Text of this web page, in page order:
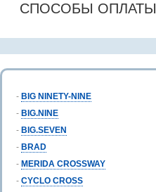
СПОСОБЫ ОПЛАТЫ
- BIG NINETY-NINE
- BIG.NINE
- BIG.SEVEN
- BRAD
- MERIDA CROSSWAY
- CYCLO CROSS